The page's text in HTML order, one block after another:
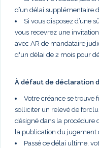
d’un délai supplémentaire
Si vous disposez d’une
vous recevrez une
avec AR de mandataire
d'un délai de 2 mois pour
À défaut de déclaration
Votre créance se trouve
solliciter un relevé de
désigné dans la procédure
la publication du jugement
Passé ce délai ultime,